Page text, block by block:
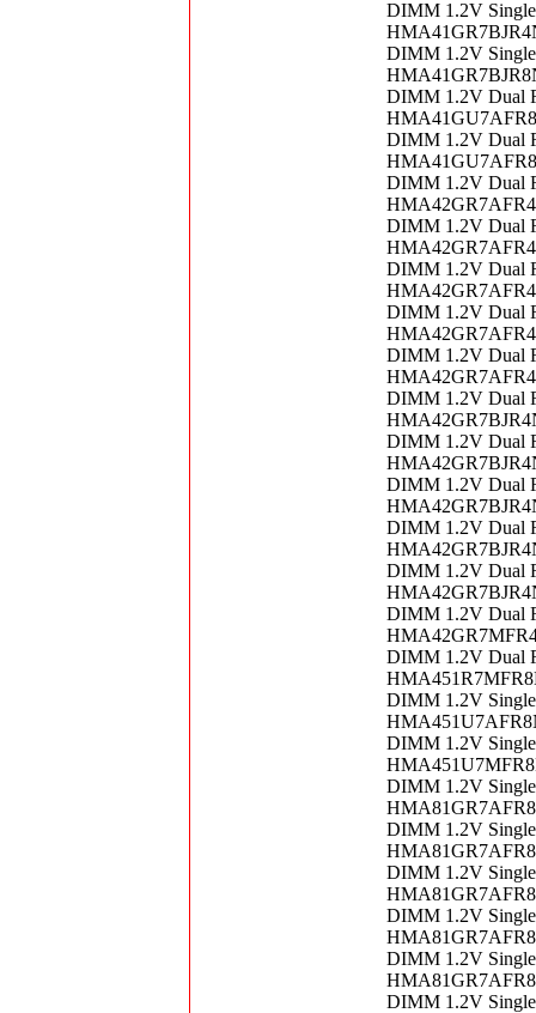
DIMM 1.2V
DIMM 1.2V
DIMM 1.2V Dual
DIMM 1.2V Dual
DIMM 1.2V Dual
DIMM 1.2V Dual
DIMM 1.2V Dual
DIMM 1.2V Dual
DIMM 1.2V Dual
DIMM 1.2V Dual
DIMM 1.2V Dual
DIMM 1.2V Dual
DIMM 1.2V Dual
DIMM 1.2V Dual
DIMM 1.2V Dual
DIMM 1.2V Dual
DIMM 1.2V
DIMM 1.2V
DIMM 1.2V
DIMM 1.2V
DIMM 1.2V
DIMM 1.2V
DIMM 1.2V
DIMM 1.2V